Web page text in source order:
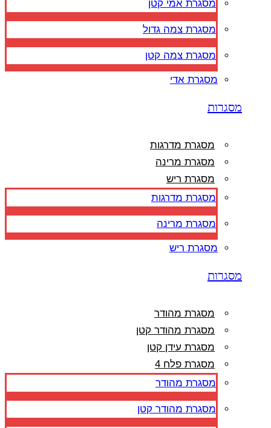
מסגרת אמי קטן
מסגרת צמה גדול
מסגרת צמה קטן
מסגרת אדי
מסגרות
מסגרת מדרגות
מסגרת מרינה
מסגרת ריש
מסגרת מדרגות
מסגרת מרינה
מסגרת ריש
מסגרות
מסגרת מהודר
מסגרת מהודר קטן
מסגרת עידן קטן
מסגרת פלח 4
מסגרת מהודר
מסגרת מהודר קטן